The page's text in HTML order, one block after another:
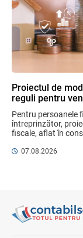
Proiectul de
reguli pentru
Pentru persoanele
întreprinzător,
fiscale, aflat în
07.08.2026